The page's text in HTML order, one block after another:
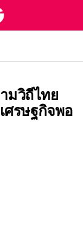
มวิถีไทย
ศรษฐกิจพอ